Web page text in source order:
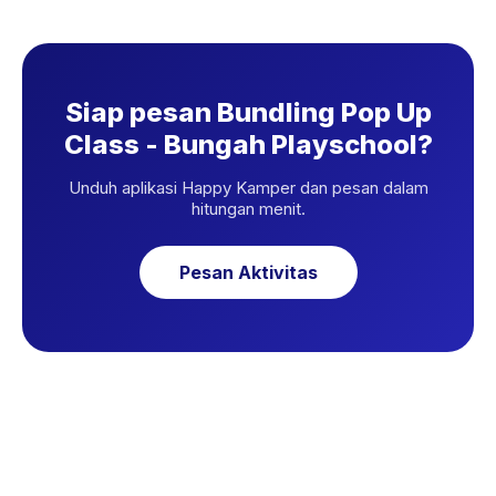
Siap pesan Bundling Pop Up
Class - Bungah Playschool?
Unduh aplikasi Happy Kamper dan pesan dalam
hitungan menit.
Pesan Aktivitas